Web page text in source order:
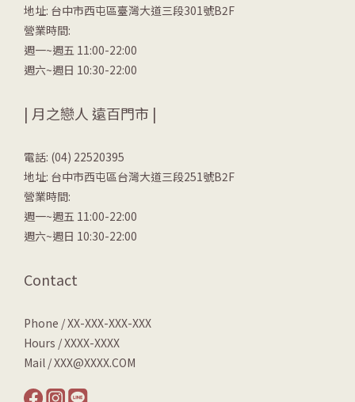
地址: 台中市西屯區臺灣大道三段301號B2F
營業時間:
週一~週五 11:00-22:00
週六~週日 10:30-22:00
| 月之戀人 遠百門市 |
電話: (04) 22520395
地址: 台中市西屯區台灣大道三段251號B2F
營業時間:
週一~週五 11:00-22:00
週六~週日 10:30-22:00
Contact
Phone / XX-XXX-XXX-XXX
Hours / XXXX-XXXX
Mail / XXX@XXXX.COM